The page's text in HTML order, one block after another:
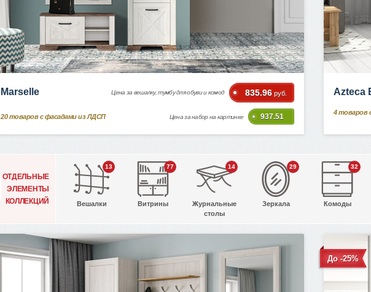
Marselle Цена за вешалку, тумбу для обуви и комод 835.96 руб.
20 товаров с фасадами из ЛДСП Цена за набор на картинке 937.51
Azteca
4 товаров
ОТДЕЛЬНЫЕ
ЭЛЕМЕНТЫ
КОЛЛЕКЦИЙ
13
Вешалки
77
Витрины
14
Журнальные
столы
29
Зеркала
32
Комоды
До -25%